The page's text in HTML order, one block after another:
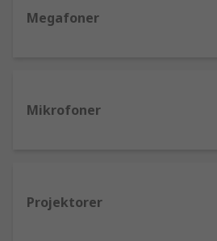
Megafoner
Mikrofoner
Projektorer